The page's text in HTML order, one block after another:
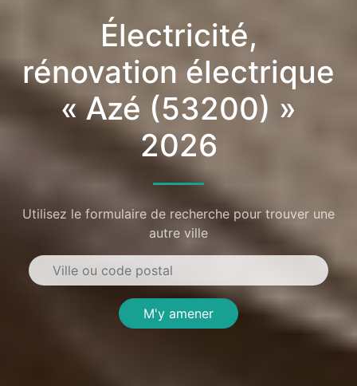
Électricité,
rénovation électrique
« Azé (53200) »
2026
Utilisez le formulaire de recherche pour trouver une
autre ville
M'y amener